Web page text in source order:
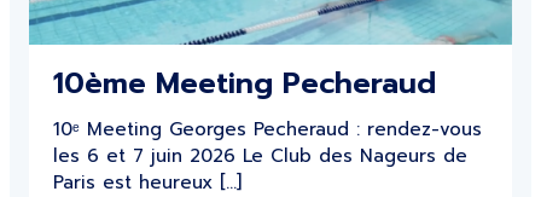
10ème Meeting Pecheraud
10ᵉ Meeting Georges Pecheraud : rendez-vous
les 6 et 7 juin 2026 Le Club des Nageurs de
Paris est heureux […]